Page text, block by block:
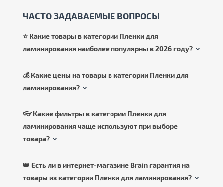
ЧАСТО ЗАДАВАЕМЫЕ ВОПРОСЫ
⭐ Какие товары в категории Пленки для
ламинирования наиболее популярны в 2026 году?
💰 Какие цены на товары в категории Пленки для
ламинирования?
👓 Какие фильтры в категории Пленки для
ламинирования чаще используют при выборе
товара?
👑 Есть ли в интернет-магазине Brain гарантия на
товары из категории Пленки для ламинирования?